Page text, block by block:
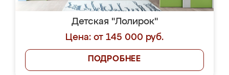
Детская "Лолирок"
Цена: от 145 000 руб.
ПОДРОБНЕЕ